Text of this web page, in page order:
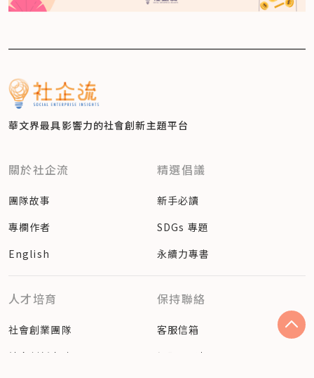
華文界最具影響力的社會創新主題平台
關於社企流
團隊故事
專欄作者
English
精選倡議
新手必讀
SDGs 專題
永續力專書
人才培育
社會創業團隊
社會創新人才
保持聯絡
客服信箱
訂閱電子報